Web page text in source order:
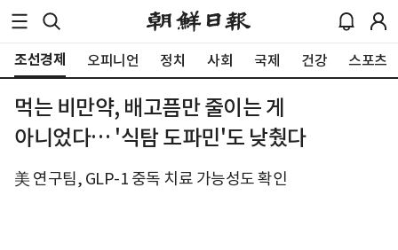
조선경제 오피니언 정치 사회 국제 건강 스포츠
먹는 비만약, 배고픔만 줄이는 게
아니었다… '식탐 도파민'도 낮췄다
美 연구팀, GLP-1 중독 치료 가능성도 확인